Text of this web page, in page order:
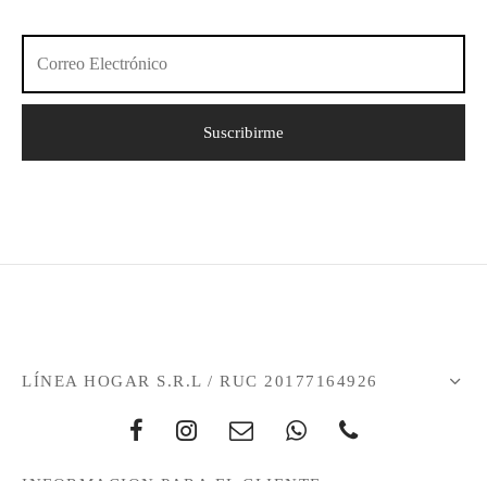
LÍNEA HOGAR S.R.L / RUC 20177164926